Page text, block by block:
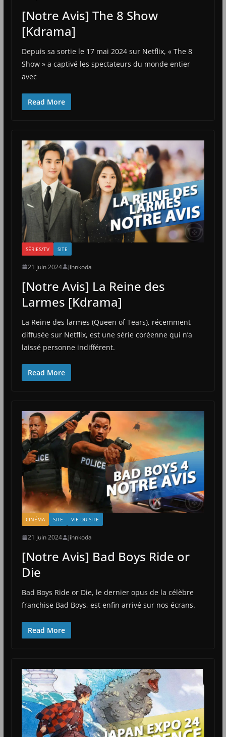
[Notre Avis] The 8 Show
[Kdrama]
Depuis sa sortie le 17 mai 2024 sur Netflix, « The 8
Show » a captivé les spectateurs du monde entier
avec
Read More
SÉRIES/TV SITE
21 juin 2024 Jihnkoda
[Notre Avis] La Reine des
Larmes [Kdrama]
La Reine des larmes (Queen of Tears), récemment
diffusée sur Netflix, est une série coréenne qui n’a
laissé personne indifférent.
Read More
CINÉMA SITE VIE DU SITE
21 juin 2024 Jihnkoda
[Notre Avis] Bad Boys Ride or
Die
Bad Boys Ride or Die, le dernier opus de la célèbre
franchise Bad Boys, est enfin arrivé sur nos écrans.
Read More